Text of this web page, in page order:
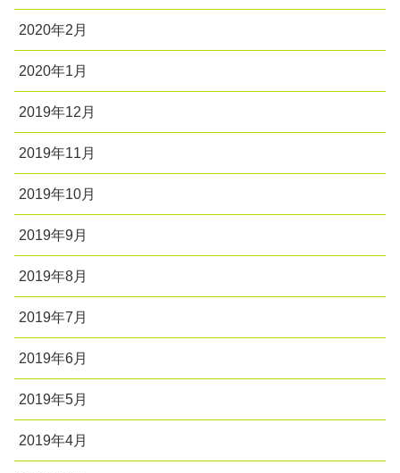
2020年2月
2020年1月
2019年12月
2019年11月
2019年10月
2019年9月
2019年8月
2019年7月
2019年6月
2019年5月
2019年4月